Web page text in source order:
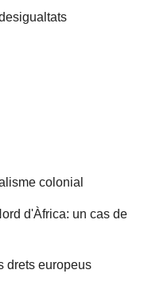
colonial
d'Àfrica: un cas de
drets europeus